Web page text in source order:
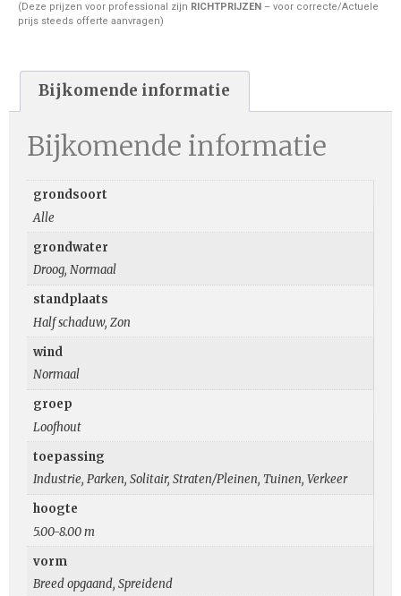
(Deze prijzen voor professional zijn RICHTPRIJZEN – voor correcte/Actuele
prijs steeds offerte aanvragen)
Bijkomende informatie
Bijkomende informatie
grondsoort
Alle
grondwater
Droog, Normaal
standplaats
Half schaduw, Zon
wind
Normaal
groep
Loofhout
toepassing
Industrie, Parken, Solitair, Straten/Pleinen, Tuinen, Verkeer
hoogte
5.00-8.00 m
vorm
Breed opgaand, Spreidend